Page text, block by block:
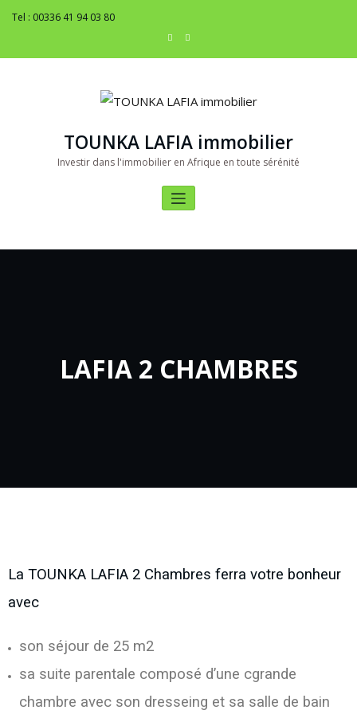
Tel : 00336 41 94 03 80
TOUNKA LAFIA immobilier
Investir dans l'immobilier en Afrique en toute sérénité
LAFIA 2 CHAMBRES
La TOUNKA LAFIA 2 Chambres ferra votre bonheur
avec
son séjour de 25 m2
sa suite parentale composé d’une cgrande
chambre avec son dresseing et sa salle de bain